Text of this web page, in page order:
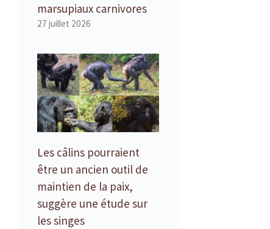
marsupiaux carnivores
27 juillet 2026
Les câlins pourraient
être un ancien outil de
maintien de la paix,
suggère une étude sur
les singes